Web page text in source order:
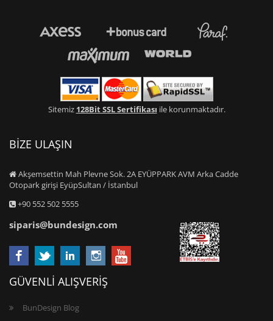
Sitemiz 128Bit SSL Sertifikası ile korunmaktadır.
BİZE ULAŞIN
Akşemsettin Mah Plevne Sok. 2A EYÜPPARK AVM Arka Cadde
Otopark girişi EyüpSultan / İstanbul
+90 552 502 5555
siparis@bundesign.com
GÜVENLİ ALIŞVERİŞ
BunDesign Blog